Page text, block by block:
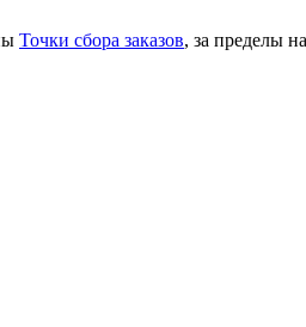
Точки сбора заказов, за пределы